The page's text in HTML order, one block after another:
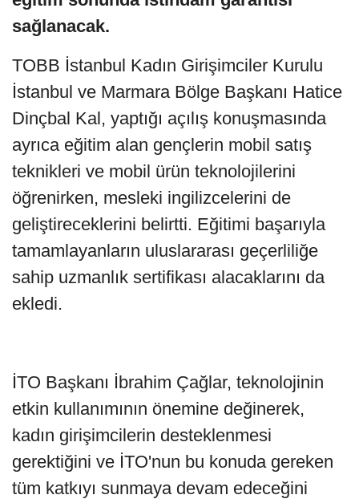
sağlanacak.
TOBB İstanbul Kadın Girişimciler Kurulu
İstanbul ve Marmara Bölge Başkanı Hatice
Dinçbal Kal, yaptığı açılış konuşmasında
ayrıca eğitim alan gençlerin mobil satış
teknikleri ve mobil ürün teknolojilerini
öğrenirken, mesleki ingilizcelerini de
geliştireceklerini belirtti. Eğitimi başarıyla
tamamlayanların uluslararası geçerliliğe
sahip uzmanlık sertifikası alacaklarını da
ekledi.
İTO Başkanı İbrahim Çağlar, teknolojinin
etkin kullanımının önemine değinerek,
kadın girişimcilerin desteklenmesi
gerektiğini ve İTO'nun bu konuda gereken
tüm katkıyı sunmaya devam edeceğini